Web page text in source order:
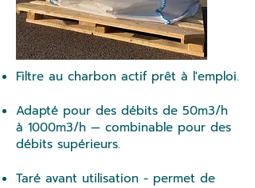
Filtre au charbon actif prêt à l'emploi.
Adapté pour des débits de 50m3/h
à 1000m3/h — combinable pour des
débits supérieurs.
Taré avant utilisation - permet de